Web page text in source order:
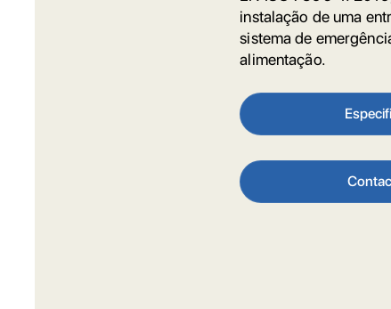
instalação de uma
sistema de
alimentação.